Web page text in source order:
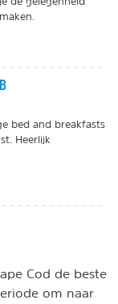
bed and breakfasts
Heerlijk
Cod de beste
om naar